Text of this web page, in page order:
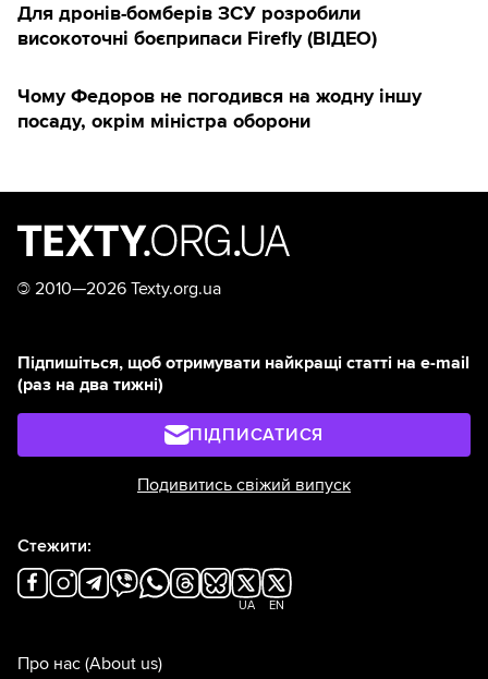
Для дронів-бомберів ЗСУ розробили
високоточні боєприпаси Firefly (ВІДЕО)
Чому Федоров не погодився на жодну іншу
посаду, окрім міністра оборони
© 2010—2026 Texty.org.ua
Підпишіться, щоб отримувати найкращі статті на e-mail
(раз на два тижні)
ПІДПИСАТИСЯ
Подивитись свіжий випуск
Стежити:
UA EN
Про нас (About us)